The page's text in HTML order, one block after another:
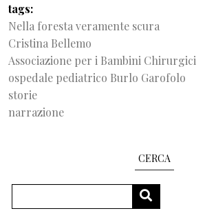
tags
Nella foresta veramente scura
Cristina Bellemo
Associazione per i Bambini Chirurgici
ospedale pediatrico Burlo Garofolo
storie
narrazione
CERCA
CERCA